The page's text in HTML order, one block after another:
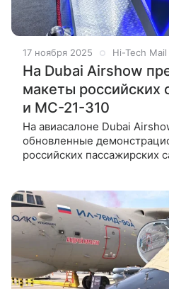
17 ноября 2025 Hi-Tech Mail
На Dubai Airshow
макеты российских
и MC-21-310
На авиаcалоне Dubai
обновленные
российских пассажирских